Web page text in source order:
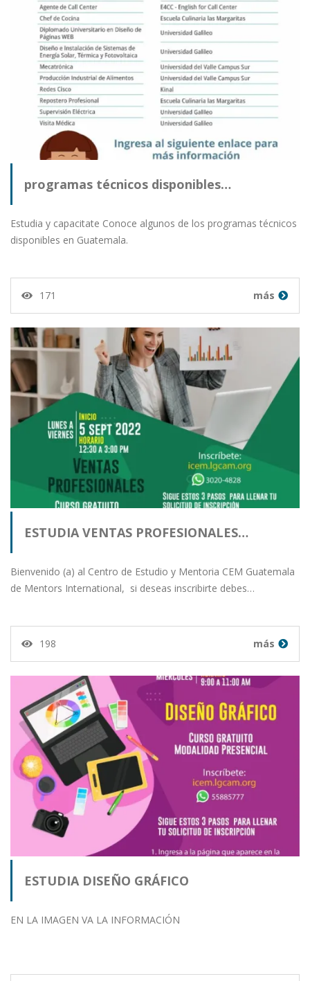
programas técnicos disponibles…
Estudia y capacitate Conoce algunos de los programas técnicos
disponibles en Guatemala.
171 más
ESTUDIA VENTAS PROFESIONALES…
Bienvenido (a) al Centro de Estudio y Mentoria CEM Guatemala
de Mentors International, si deseas inscribirte debes…
198 más
ESTUDIA DISEÑO GRÁFICO
EN LA IMAGEN VA LA INFORMACIÓN